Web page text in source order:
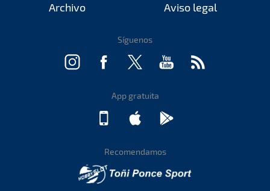
Archivo
Aviso legal
Síguenos
App gratuita
Recomendamos